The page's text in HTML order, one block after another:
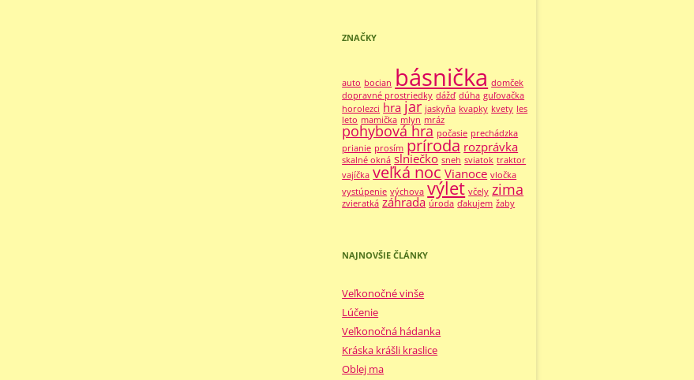
ZNAČKY
auto bocian básnička domček
dopravné prostriedky dážď dúha guľovačka
horolezci hra jar jaskyňa kvapky kvety les
leto mamička mlyn mráz
pohybová hra počasie prechádzka
prianie prosím príroda rozprávka
skalné okná slniečko sneh sviatok traktor
vajíčka veľká noc Vianoce vločka
vystúpenie výchova výlet včely zima
zvieratká záhrada úroda ďakujem žaby
NAJNOVŠIE ČLÁNKY
Veľkonočné vinše
Lúčenie
Veľkonočná hádanka
Kráska krášli kraslice
Oblej ma